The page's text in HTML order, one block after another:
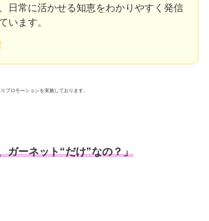
日常に活かせる知恵をわかりやすく発信
います。
プロモーションを実施しております。
ガーネット“だけ”なの？」